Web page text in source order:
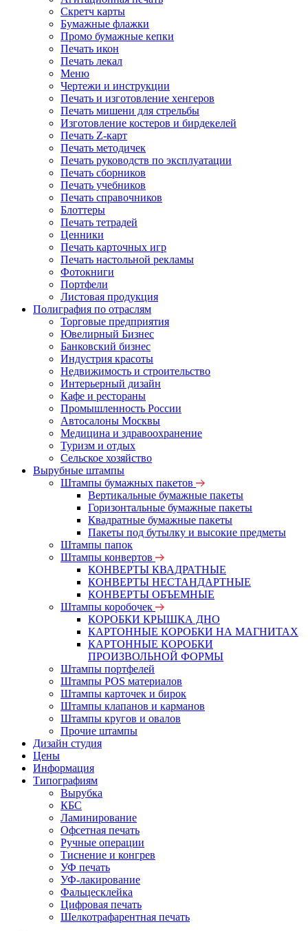
Скретч карты
Бумажные флажки
Промо бумажные кепки
Печать икон
Печать лекал
Меню
Чертежи и инструкции
Печать и изготовление хенгеров
Печать мишени для стрельбы
Изготовление костеров и бирдекелей
Печать Z-карт
Печать методичек
Печать руководств по эксплуатации
Печать сборников
Печать учебников
Печать справочников
Блоттеры
Печать тетрадей
Ценники
Печать карточных игр
Печать настольной рекламы
Фотокниги
Портфели
Листовая продукция
Полиграфия по отраслям
Торговые предприятия
Ювелирный Бизнес
Банковский бизнес
Индустрия красоты
Недвижимость и строительство
Интерьерный дизайн
Кафе и рестораны
Промышленность России
Автосалоны Москвы
Медицина и здравоохранение
Туризм и отдых
Сельское хозяйство
Вырубные штампы
Штампы бумажных пакетов
Вертикальные бумажные пакеты
Горизонтальные бумажные пакеты
Квадратные бумажные пакеты
Пакеты под бутылку и высокие предметы
Штампы папок
Штампы конвертов
КОНВЕРТЫ КВАДРАТНЫЕ
КОНВЕРТЫ НЕСТАНДАРТНЫЕ
КОНВЕРТЫ ОБЪЕМНЫЕ
Штампы коробочек
КОРОБКИ КРЫШКА ДНО
КАРТОННЫЕ КОРОБКИ НА МАГНИТАХ
КАРТОННЫЕ КОРОБКИ
ПРОИЗВОЛЬНОЙ ФОРМЫ
Штампы портфелей
Штампы POS материалов
Штампы карточек и бирок
Штампы клапанов и карманов
Штампы кругов и овалов
Прочие штампы
Дизайн студия
Цены
Информация
Типографиям
Вырубка
КБС
Ламинирование
Офсетная печать
Ручные операции
Тиснение и конгрев
УФ печать
УФ-лакирование
Фальцесклейка
Цифровая печать
Шелкотрафарентная печать